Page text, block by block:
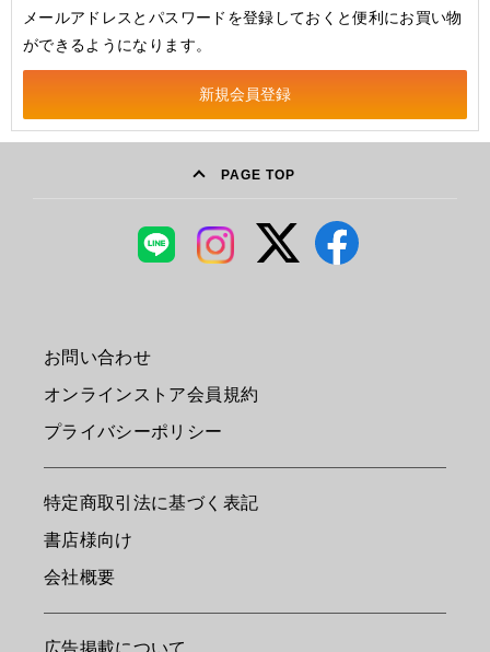
メールアドレスとパスワードを登録しておくと便利にお買い物
ができるようになります。
PAGE TOP
お問い合わせ
オンラインストア会員規約
プライバシーポリシー
特定商取引法に基づく表記
書店様向け
会社概要
広告掲載について